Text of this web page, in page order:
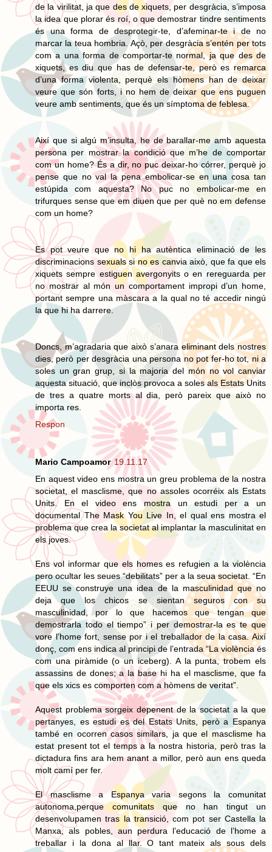
de la virilitat, ja que des de xiquets, per desgràcia, s’imposa
la idea que plorar és roí, o que demostrar tindre sentiments
és una forma de desprotegir-te, d’afeminar-te i de no
marcar la teua hombria. Açò, per desgràcia s’entén per tots
com a una forma de comportar-te normal, ja que des de
xiquets, es diu que has de defensar-te, però es remarca
d’una forma violenta, perquè els hòmens han de deixar
veure que són forts, i no hem de deixar que ens puguen
veure amb sentiments, que és un símptoma de feblesa.
Així que si algú m’insulta, he de barallar-me amb aquesta
persona per mostrar la condició que m’he de comportar
com un home? És a dir, no puc deixar-ho córrer, perquè jo
pense que no val la pena embolicar-se en una cosa tan
estúpida com aquesta? No puc no embolicar-me en
trifurques sense que em diuen que per què no em defense
com un home?
Es pot veure que no hi ha autèntica eliminació de les
discriminacions sexuals si no es canvia això, que fa que els
xiquets sempre estiguen avergonyits o en rereguarda per
no mostrar al món un comportament impropi d’un home,
portant sempre una màscara a la qual no té accedir ningú
la que hi ha darrere.
Doncs, m’agradaria que això s’anara eliminant dels nostres
dies, però per desgràcia una persona no pot fer-ho tot, ni a
soles un gran grup, si la majoria del món no vol canviar
aquesta situació, que inclòs provoca a soles als Estats Units
de tres a quatre morts al dia, però pareix que això no
importa res.
Respon
Mario Campoamor 19.11.17
En aquest video ens mostra un greu problema de la nostra
societat, el masclisme, que no assoles ocorréix als Estats
Units. En el video ens mostra un estudi per a un
documental The Mask You Live In, el qual ens mostra el
problema que crea la societat al implantar la masculinitat en
els joves.
Ens vol informar que els homes es refugien a la violència
pero ocultar les seues “debilitats” per a la seua societat. “En
EEUU se construye una idea de la masculinidad que no
deja que los chicos se sientan seguros con su
masculinidad, por lo que hacemos que tengan que
demostrarla todo el tiempo” i per demostrar-la es te que
vore l’home fort, sense por i el treballador de la casa. Així
donç, com ens indica al principi de l’entrada “La violència és
com una piràmide (o un iceberg). A la punta, trobem els
assassins de dones; a la base hi ha el masclisme, que fa
que els xics es comporten com a hòmens de veritat”.
Aquest problema sorgeix depenent de la societat a la que
pertanyes, es estudi es del Estats Units, però a Espanya
també en ocorren casos similars, ja que el masclisme ha
estat present tot el temps a la nostra historia, però tras la
dictadura fins ara hem anant a millor, però aun ens queda
molt camí per fer.
El masclisme a Espanya varia segons la comunitat
autonoma,perque comunitats que no han tingut un
desenvolupamen tras la transició, com pot ser Castella la
Manxa, als pobles, aun perdura l’educació de l’home a
treballar i la dona al llar. O tant mateix als sous dels